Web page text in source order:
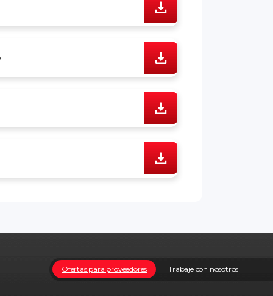
Trabaje con nosotros
Ofertas para proveedores